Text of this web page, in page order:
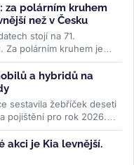
za polárním kruhem
než v Česku
stojí na 71.
Za polárním kruhem je
a hybridů na
sestavila žebříček deseti
pojištění pro rok 2026.
akci je Kia levnější.